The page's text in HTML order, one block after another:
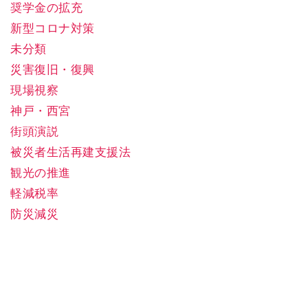
奨学金の拡充
新型コロナ対策
未分類
災害復旧・復興
現場視察
神戸・西宮
街頭演説
被災者生活再建支援法
観光の推進
軽減税率
防災減災